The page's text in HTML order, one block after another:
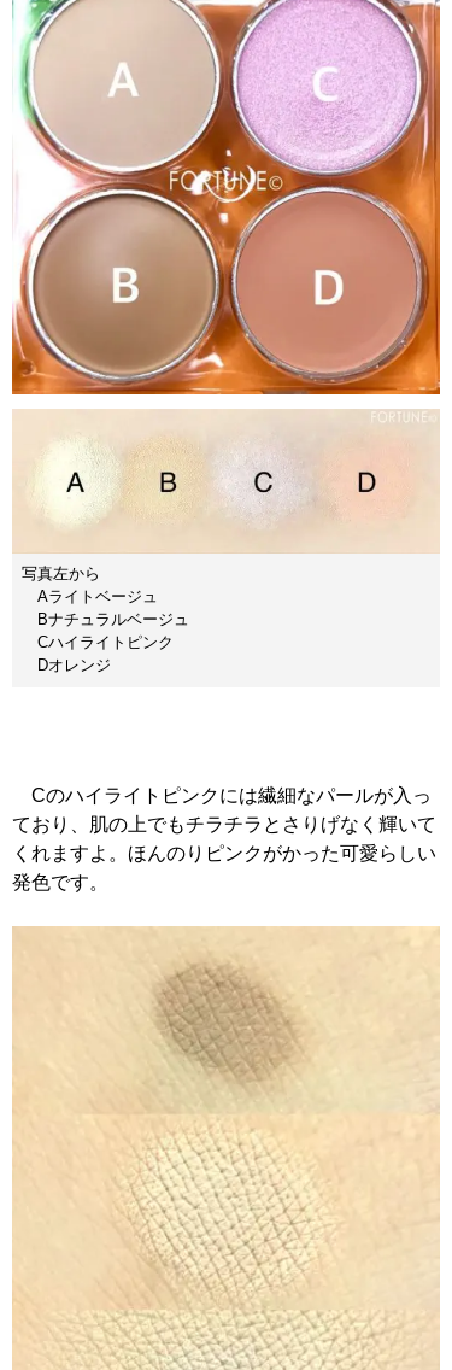
写真左から
Aライトベージュ
Bナチュラルベージュ
Cハイライトピンク
Dオレンジ
Cのハイライトピンクには繊細なパールが入っ
ており、肌の上でもチラチラとさりげなく輝いて
くれますよ。ほんのりピンクがかった可愛らしい
発色です。